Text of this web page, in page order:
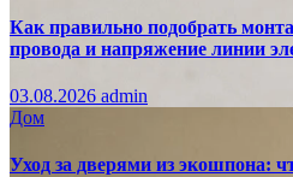
Как правильно подобрать
провода и напряжение линии
03.08.2026 admin
Дом
Уход за дверями из экошпона: